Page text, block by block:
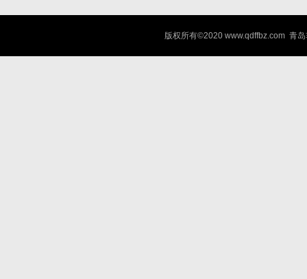
版权所有©2020 www.qdffbz.com 青